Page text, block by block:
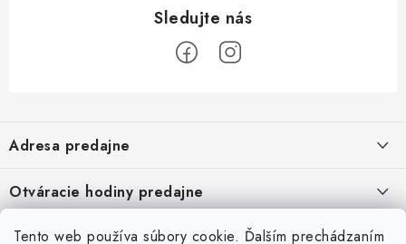
Tento web používa súbory cookie. Ďalším prechádzaním
p
ä
t
Adresa predajne
Pekárska 4, 941 31 Dvory nad Žitavou
Pozrite si Google mapu
Otváracie hodiny predajne
Informácie pre Vás